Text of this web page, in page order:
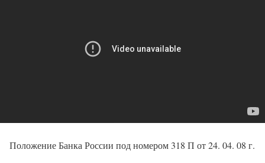
Положение Банка России под номером 318 П от 24. 04. 08 г.